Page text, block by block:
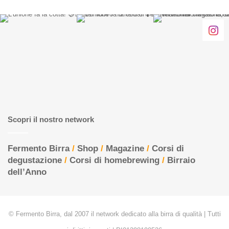
Scopri il nostro network
Fermento Birra/ Shop / Magazine / Corsi di
degustazione / Corsi di homebrewing / Birraio
dell’Anno
© Fermento Birra, dal 2007 il network dedicato alla birra di qualità | Tutti